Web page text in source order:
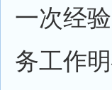
一次经
务工作